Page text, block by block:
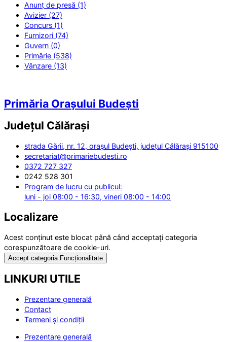
Anunț de presă (1)
Avizier (27)
Concurs (1)
Furnizori (74)
Guvern (0)
Primărie (538)
Vânzare (13)
Primăria Orașului Budești
Județul Călărași
strada Gării, nr. 12, orașul Budești, județul Călărași 915100
secretariat@primariebudesti.ro
0372 727 327
0242 528 301
Program de lucru cu publicul:
luni - joi 08:00 - 16:30, vineri 08:00 - 14:00
Localizare
Acest conținut este blocat până când acceptați categoria
corespunzătoare de cookie-uri.
Accept categoria Funcționalitate
LINKURI UTILE
Prezentare generală
Contact
Termeni și condiții
Prezentare generală